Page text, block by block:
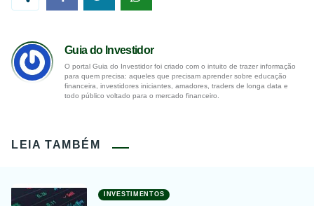
Guia do Investidor
O portal Guia do Investidor foi criado com o intuito de trazer informação
para quem precisa: aqueles que precisam aprender sobre educação
financeira, investidores iniciantes, amadores, traders de longa data e
todo público voltado para o mercado financeiro.
LEIA TAMBÉM
INVESTIMENTOS